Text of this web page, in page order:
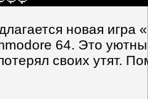
новая игра
64. Это
своих утят.